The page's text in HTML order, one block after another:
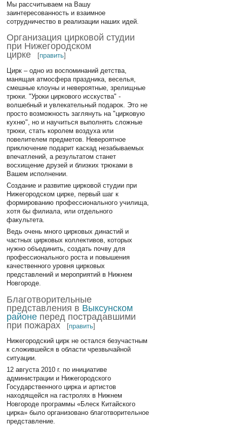
Мы рассчитываем на Вашу
заинтересованность и взаимное
сотрудничество в реализации наших идей.
Организация цирковой студии
при Нижегородском
цирке
[править]
Цирк – одно из воспоминаний детства,
манящая атмосфера праздника, веселья,
смешные клоуны и невероятные, зрелищные
трюки. "Уроки циркового исскуства" -
волшебный и увлекательный подарок. Это не
просто возможность заглянуть на "цирковую
кухню", но и научиться выполнять сложные
трюки, стать королем воздуха или
повелителем предметов. Невероятное
приключение подарит каскад незабываемых
впечатлений, а результатом станет
восхищение друзей и близких трюками в
Вашем исполнении.
Создание и развитие цирковой студии при
Нижегородском цирке, первый шаг к
формированию профессионального училища,
хотя бы филиала, или отдельного
факультета.
Ведь очень много цирковых династий и
частных цирковых коллективов, которых
нужно объединить, создать почву для
профессионального роста и повышения
качественного уровня цирковых
представлений и мероприятий в Нижнем
Новгороде.
Благотворительные
представления в Выксунском
районе перед пострадавшими
при пожарах
[править]
Нижегородский цирк не остался безучастным
к сложившейся в области чрезвычайной
ситуации.
12 августа 2010 г. по инициативе
администрации и Нижегородского
Государственного цирка и артистов
находящейся на гастролях в Нижнем
Новгороде программы «Блеск Китайского
цирка» было организовано благотворительное
представление.